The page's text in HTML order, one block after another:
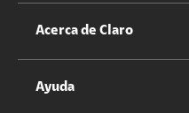
Servicios Móviles
Acerca de Claro
Información Corporativa
Ayuda